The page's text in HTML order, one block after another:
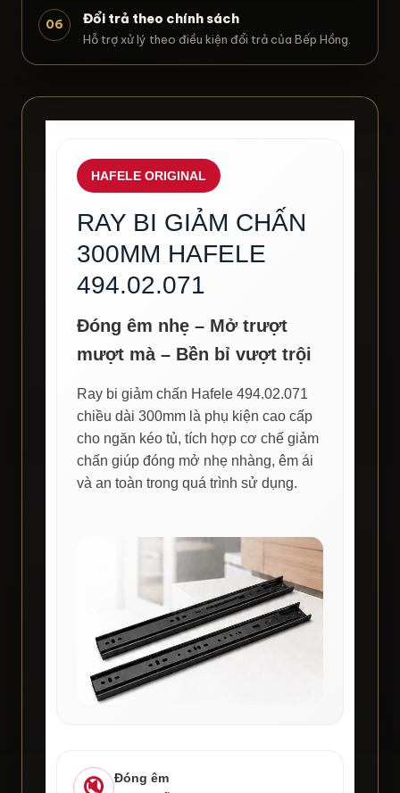
06 Đổi trả theo chính sách
Hỗ trợ xử lý theo điều kiện đổi trả của Bếp Hồng.
HAFELE ORIGINAL
RAY BI GIẢM CHẤN
300MM HAFELE
494.02.071
Đóng êm nhẹ – Mở trượt
mượt mà – Bền bỉ vượt trội
Ray bi giảm chấn Hafele 494.02.071
chiều dài 300mm là phụ kiện cao cấp
cho ngăn kéo tủ, tích hợp cơ chế giảm
chấn giúp đóng mở nhẹ nhàng, êm ái
và an toàn trong quá trình sử dụng.
🔇
Đóng êm